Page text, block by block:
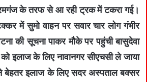
के तरफ से आ रही ट्रक में टकरा गई।
में सुमो वाहन पर सवार चार लोग गंभीर
की सूचना पाकर मौके पर पहुंची बासुदेवा
को इलाज के लिए नावानगर सीएचसी ले जाया
बेहतर इलाज के लिए सदर अस्पताल बक्सर